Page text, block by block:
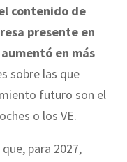
contenido de
presente en
en más
sobre las que
futuro son el
o los VE.
para 2027,